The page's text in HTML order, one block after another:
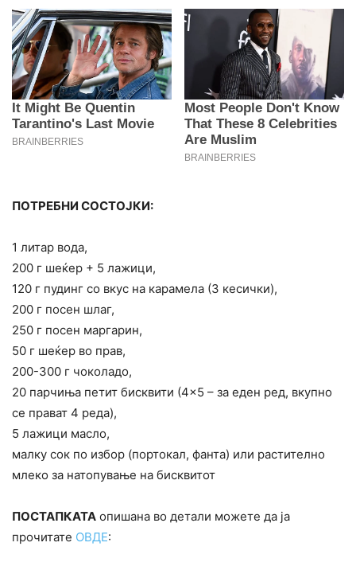
ПОТРЕБНИ СОСТОЈКИ:
1 литар вода,
200 г шеќер + 5 лажици,
120 г пудинг со вкус на карамела (3 кесички),
200 г посен шлаг,
250 г посен маргарин,
50 г шеќер во прав,
200-300 г чоколадо,
20 парчиња петит бисквити (4×5 – за еден ред, вкупно
се прават 4 реда),
5 лажици масло,
малку сок по избор (портокал, фанта) или растително
млеко за натопување на бисквитот
ПОСТАПКАТА опишана во детали можете да ја
прочитате ОВДЕ: